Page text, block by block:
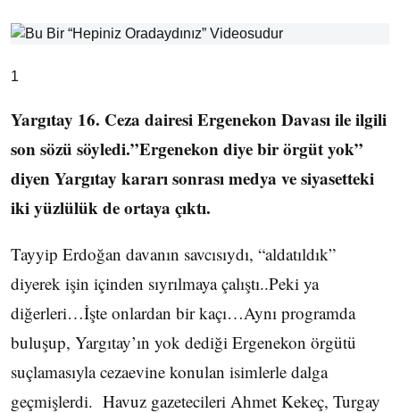
1
Yargıtay 16. Ceza dairesi Ergenekon Davası ile ilgili
son sözü söyledi.”Ergenekon diye bir örgüt yok”
diyen Yargıtay kararı sonrası medya ve siyasetteki
iki yüzlülük de ortaya çıktı.
Tayyip Erdoğan davanın savcısıydı, “aldatıldık”
diyerek işin içinden sıyrılmaya çalıştı..Peki ya
diğerleri…İşte onlardan bir kaçı…Aynı programda
buluşup, Yargıtay’ın yok dediği Ergenekon örgütü
suçlamasıyla cezaevine konulan isimlerle dalga
geçmişlerdi. Havuz gazetecileri Ahmet Kekeç, Turgay